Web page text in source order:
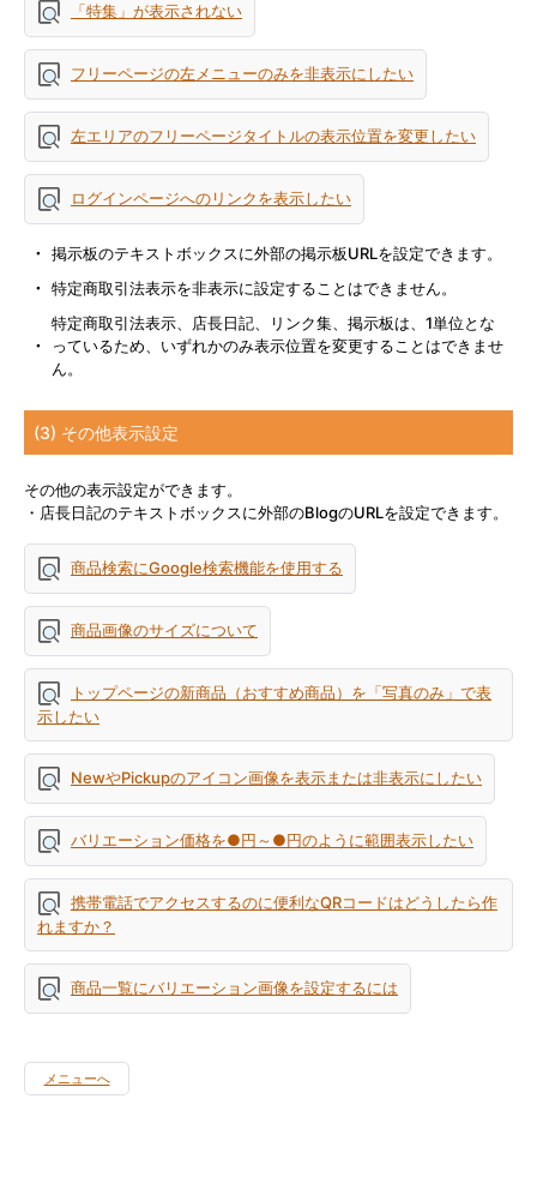
「特集」が表示されない
フリーページの左メニューのみを非表示にしたい
左エリアのフリーページタイトルの表示位置を変更したい
ログインページへのリンクを表示したい
・ 掲示板のテキストボックスに外部の掲示板URLを設定できます。
・ 特定商取引法表示を非表示に設定することはできません。
・
特定商取引法表示、店長日記、リンク集、掲示板は、1単位とな
っているため、いずれかのみ表示位置を変更することはできませ
ん。
(3) その他表示設定
その他の表示設定ができます。
・店長日記のテキストボックスに外部のBlogのURLを設定できます。
商品検索にGoogle検索機能を使用する
商品画像のサイズについて
トップページの新商品（おすすめ商品）を「写真のみ」で表
示したい
NewやPickupのアイコン画像を表示または非表示にしたい
バリエーション価格を●円～●円のように範囲表示したい
携帯電話でアクセスするのに便利なQRコードはどうしたら作
れますか？
商品一覧にバリエーション画像を設定するには
メニューへ